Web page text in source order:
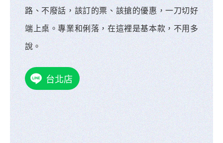
路、不廢話，該訂的票、該搶的優惠，一刀切好
端上桌。專業和俐落，在這裡是基本款，不用多
說。
台北店